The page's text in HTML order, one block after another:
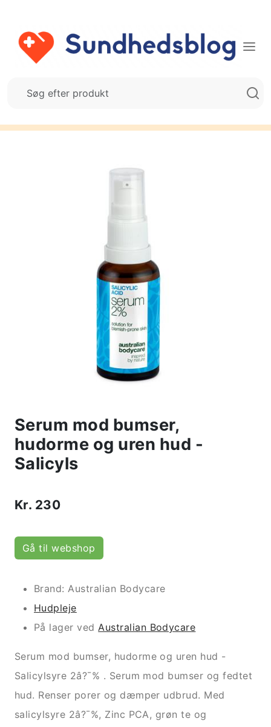
Serum mod bumser,
hudorme og uren hud -
Salicyls
Kr. 230
Gå til webshop
Brand: Australian Bodycare
Hudpleje
På lager vedAustralian Bodycare
Serum mod bumser, hudorme og uren hud -
Salicylsyre 2â?¯% . Serum mod bumser og fedtet
hud. Renser porer og dæmper udbrud. Med
salicylsyre 2â?¯%, Zinc PCA, grøn te og